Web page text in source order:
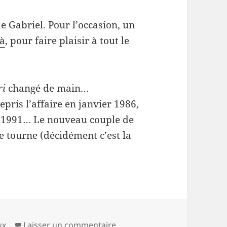
Gabriel. Pour l’occasion, un
, pour faire plaisir à tout le
changé de main…
l’affaire en janvier 1986,
Le nouveau couple de
tourne (décidément c’est la
sur Gabriel (3)